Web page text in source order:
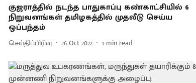
குஜராத்தில் நடந்த பாதுகாப்பு கண்காட்சியில் 6
நிறுவனங்கள் தமிழகத்தில் முதலீடு செய்ய
ஒப்பந்தம்
செய்திப்பிரிவு 26 Oct 2022 1 min read